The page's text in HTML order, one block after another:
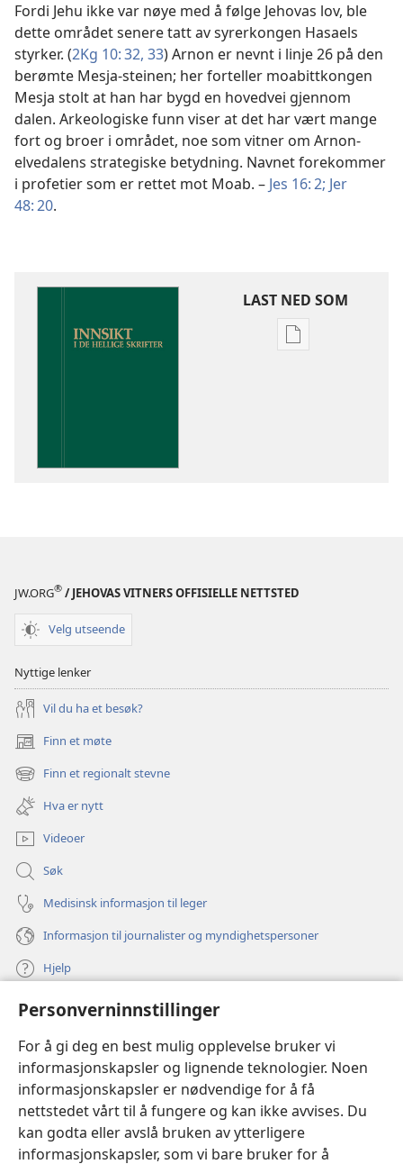
Personverninnstillinger
For å gi deg en best mulig opplevelse bruker vi
informasjonskapsler og lignende teknologier. Noen
informasjonskapsler er nødvendige for å få
nettstedet vårt til å fungere og kan ikke avvises. Du
kan godta eller avslå bruken av ytterligere
informasjonskapsler, som vi bare bruker for å
Fordi Jehu ikke var nøye med å følge Jehovas lov, ble
dette området senere tatt av syrerkongen Hasaels
styrker. (2Kg 10: 32, 33) Arnon er nevnt i linje 26 på den
berømte Mesja-steinen; her forteller moabittkongen
Mesja stolt at han har bygd en hovedvei gjennom
dalen. Arkeologiske funn viser at det har vært mange
fort og broer i området, noe som vitner om Arnon-
elvedalens strategiske betydning. Navnet forekommer
i profetier som er rettet mot Moab. – Jes 16: 2; Jer
48: 20.
LAST NED SOM
JW.ORG® / JEHOVAS VITNERS OFFISIELLE NETTSTED
Velg utseende
Nyttige lenker
Vil du ha et besøk?
Finn et møte
(åpner
nytt
vindu)
Finn et regionalt stevne
(åpner
nytt
vindu)
Hva er nytt
Videoer
Søk
Medisinsk informasjon til leger
Informasjon til journalister og myndighetspersoner
Hjelp
Bidrag
(åpner
nytt
vindu)Watchtower ONLINE LIBRARY™
(åpner
nytt
vindu) JW Hub ®
(åpner
nytt
vindu)JW Library ®